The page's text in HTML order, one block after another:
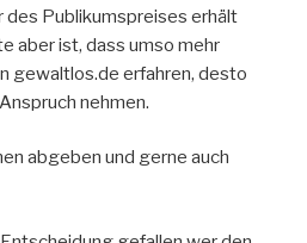
des Publikumspreises erhält
aber ist, dass umso mehr
gewaltlos.de erfahren, desto
nehmen.
abgeben und gerne auch